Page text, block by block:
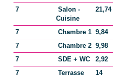
7
Salon -
Cuisine
21,74
7 Chambre 1 9,84
7
Chambre 2 9,98
7
SDE + WC 2,92
7
Terrasse 14